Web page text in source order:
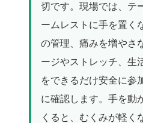
切です。現場では、テ
ームレストに手を置く
の管理、痛みを増やさ
ージやストレッチ、生
をできるだけ安全に参
に確認します。手を動
くると、むくみが軽く